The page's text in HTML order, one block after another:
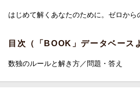
はじめて解くあなたのために。ゼロから
目次（「BOOK」データベース
数独のルールと解き方／問題・答え